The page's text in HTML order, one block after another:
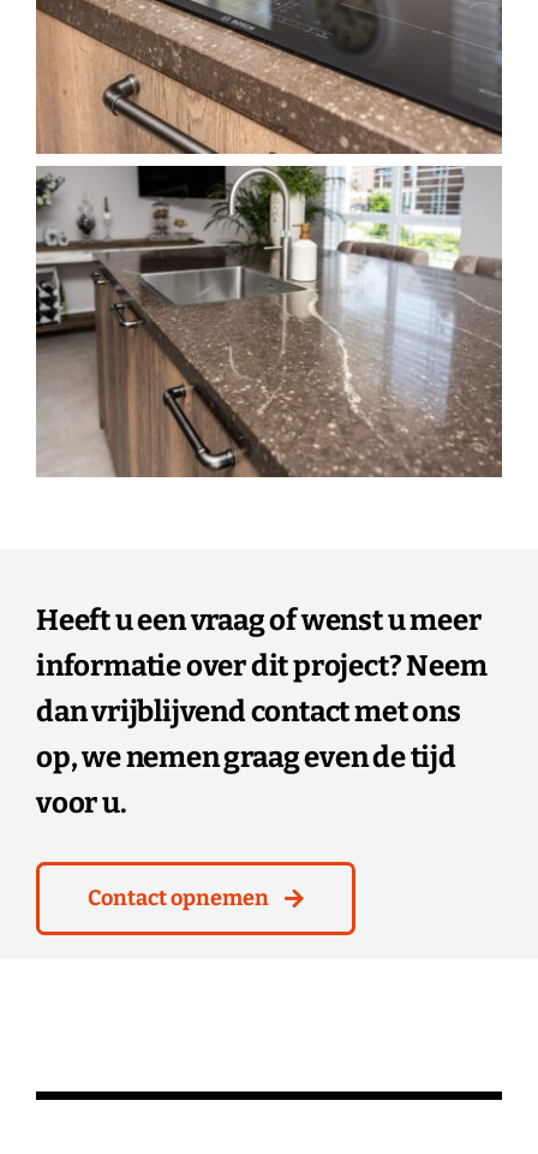
Heeft u een vraag of wenst u meer
informatie over dit project? Neem
dan vrijblijvend contact met ons
op, we nemen graag even de tijd
voor u.
Contact opnemen